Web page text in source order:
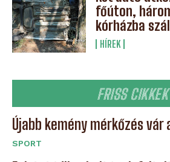
főúton,
kórházba
HÍREK
FRISS CIKKEK
Újabb kemény mérkőzés vár
SPORT